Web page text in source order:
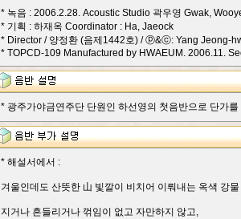
* 녹음 : 2006.2.28. Acoustic Studio 곽우영 Gwak,
* 기획 : 하재옥 Coordinator : Ha, Jaeock
* Director / 양정환 (음제1442호) / ⓟ&ⓒ: Yang Jeong-
* TOPCD-109 Manufactured by HWAEUM. 2006.11.
* 광주가야금연주단 단원인 하선영의 첫음반으로 단가
* 해설서에서 :
겨울인데도 산뜻한 山 빛깔이 비치어 이뤄내는 옥색 강물
지거나 흔들리거나 꺾임이 없고 자만하지 않고,